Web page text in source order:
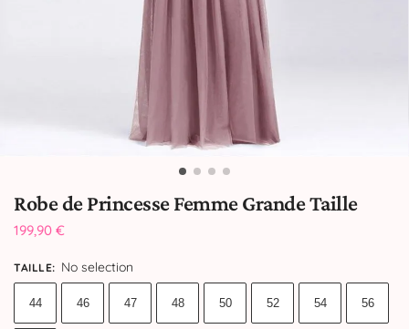
Robe de Princesse Femme Grande Taille
199,90 €
TAILLE: No selection
44 46 47 48 50 52 54 56